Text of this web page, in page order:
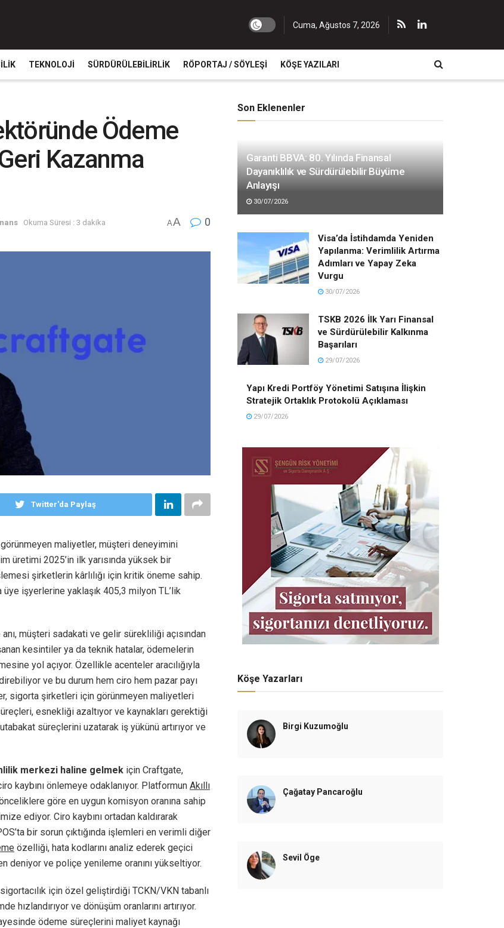
Cuma, Ağustos 7, 2026
TEKNOLOJI SÜRDÜRÜLEBILIRLIK RÖPORTAJ / SÖYLEŞI KÖŞE YAZILARI
Ödeme
Kazanma
Okuma Süresi : 3 dakika AA 0
Twitter'da Paylaş
maliyetler, müşteri deneyimini
üretimi 2025’in ilk yarısında yüksek bir
şirketlerin kârlılığı için kritik öneme sahip.
işyerlerine yaklaşık 405,3 milyon TL’lik
müşteri sadakati ve gelir sürekliliği açısından
kesintiler ya da teknik hatalar, ödemelerin
yol açıyor. Özellikle acenteler aracılığıyla
ve bu durum hem ciro hem pazar payı
sigorta şirketleri için görünmeyen maliyetleri
esnekliği azaltıyor ve kaynakları gerektiği
süreçlerini uzatarak iş yükünü artırıyor ve
merkezi haline gelmek için Craftgate,
kaybını önlemeye odaklanıyor. Platformun Akıllı
göre en uygun komisyon oranına sahip
ediyor. Ciro kaybını ortadan kaldırarak
bir sorun çıktığında işlemleri en verimli diğer
özelliği, hata kodlarını analiz ederek geçici
deniyor ve poliçe yenileme oranını yükseltiyor.
için özel geliştirdiği TCKN/VKN tabanlı
ve dönüşüm oranlarını artırıyor.
ödeme süreçlerini maliyet kaynağı
Son Eklenenler
Garanti BBVA: 80. Yılında Finansal
Dayanıklılık ve Sürdürülebilir Büyüme
Anlayışı
30/07/2026
Visa’da İstihdamda Yeniden
Yapılanma: Verimlilik Artırma
Adımları ve Yapay Zeka
Vurgu
30/07/2026
TSKB 2026 İlk Yarı Finansal
ve Sürdürülebilir Kalkınma
Başarıları
29/07/2026
Yapı Kredi Portföy Yönetimi Satışına İlişkin
Stratejik Ortaklık Protokolü Açıklaması
29/07/2026
Köşe Yazarları
Birgi Kuzumoğlu
Çağatay Pancaroğlu
Sevil Öge